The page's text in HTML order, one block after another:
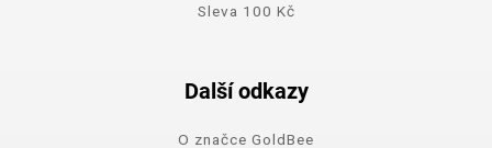
Sleva 100 Kč
Další odkazy
O značce GoldBee